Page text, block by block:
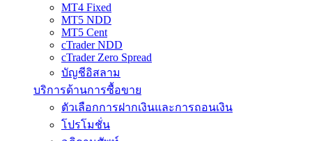
MT4 Fixed
MT5 NDD
MT5 Cent
cTrader NDD
cTrader Zero Spread
บัญชีอิสลาม
บริการด้านการซื้อขาย
ตัวเลือกการฝากเงินและการถอนเงิน
โปรโมชั่น